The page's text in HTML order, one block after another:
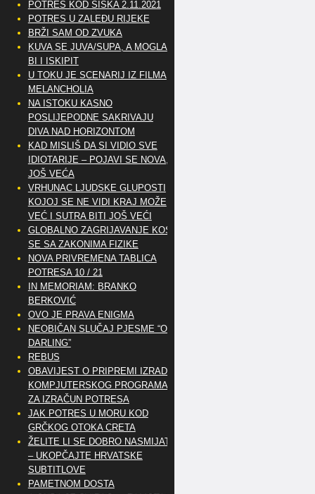
POTRES KOD SISKA 2.11.2021
POTRES U ZALEĐU RIJEKE
BRŽI SAM OD ZVUKA
KUVA SE JUVA/SUPA, A MOGLA
BI I ISKIPIT
U TOKU JE SCENARIJ IZ FILMA
MELANCHOLIA
NA ISTOKU KASNO
POSLIJEPODNE SAKRIVAJU
DIVA NAD HORIZONTOM
KAD MISLIŠ DA SI VIDIO SVE
IDIOTARIJE – POJAVI SE NOVA,..
JOŠ VEĆA
VRHUNAC LJUDSKE GLUPOSTI
KOJOJ SE NE VIDI KRAJ MOŽE
VEĆ I SUTRA BITI JOŠ VEĆI
GLOBALNO ZAGRIJAVANJE KOSI
SE SA ZAKONIMA FIZIKE
NOVA PRIVREMENA TABLICA
POTRESA 10 / 21
IN MEMORIAM: BRANKO
BERKOVIĆ
OVO JE PRAVA ENIGMA
NEOBIČAN SLUČAJ PJESME “OH
DARLING”
REBUS
OBAVIJEST O PRIPREMI IZRADE
KOMPJUTERSKOG PROGRAMA
ZA IZRAČUN POTRESA
JAK POTRES U MORU KOD
GRČKOG OTOKA CRETA
ŽELITE LI SE DOBRO NASMIJATI
– UKOPČAJTE HRVATSKE
SUBTITLOVE
PAMETNOM DOSTA